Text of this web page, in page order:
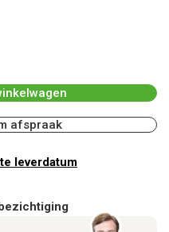
afspraak
leverdatum